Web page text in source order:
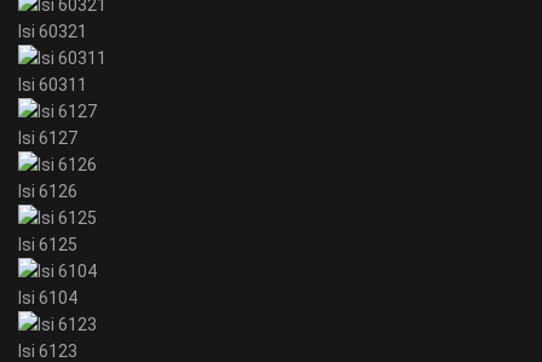
Isi 60321
Isi 60311
Isi 6127
Isi 6126
Isi 6125
Isi 6104
Isi 6123